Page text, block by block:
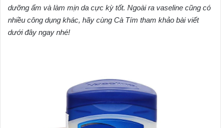
dưỡng ẩm và làm mịn da cực kỳ tốt. Ngoài ra vaseline cũng có
nhiều công dụng khác, hãy cùng Cà Tím tham khảo bài viết
dưới đây ngay nhé!